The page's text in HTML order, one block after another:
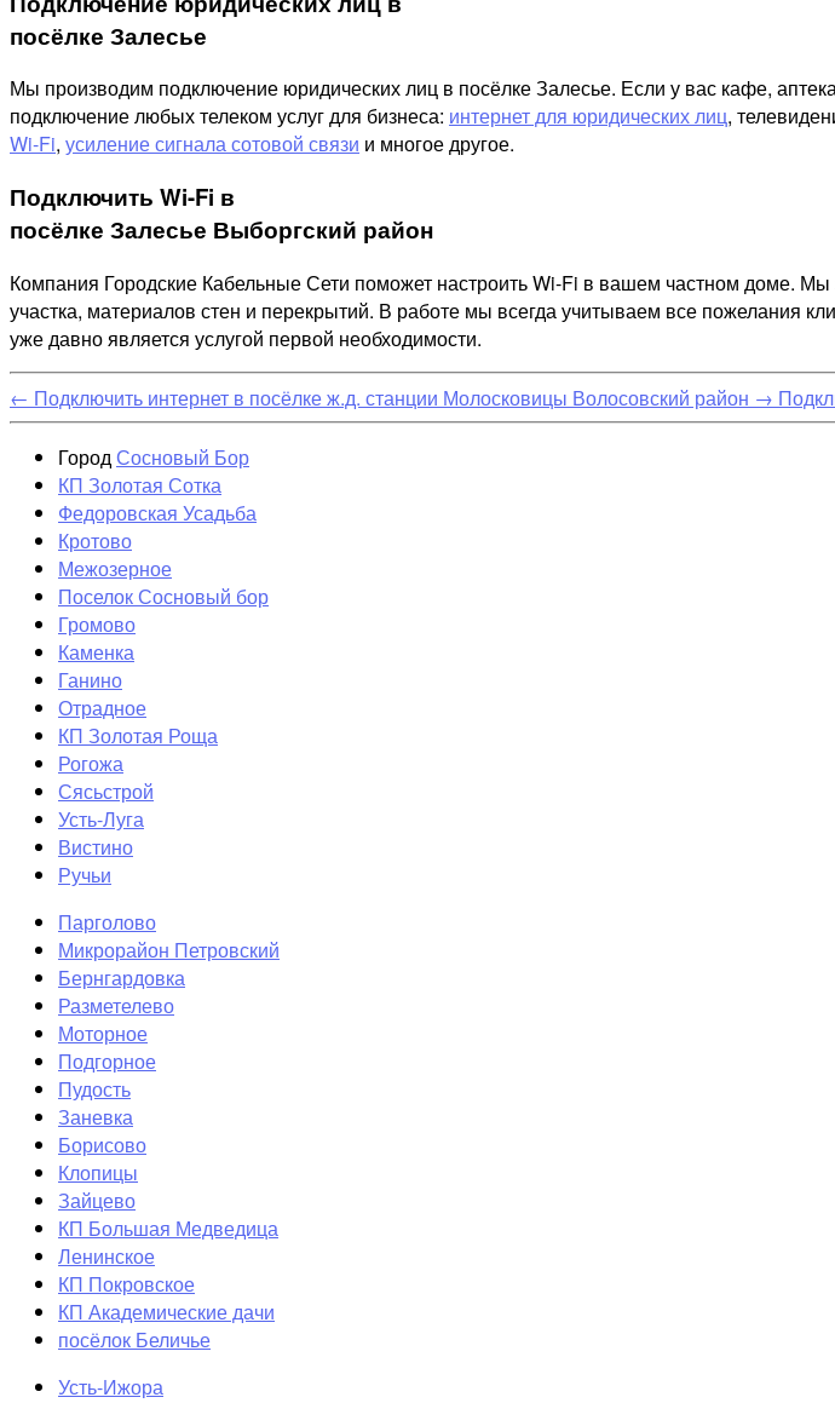
посёлке Залесье
Мы производим подключение юридических лиц в посёлке Залесье. Если у вас кафе,
подключение любых телеком услуг для бизнеса: интернет для юридических лиц,
Wi-Fi, усиление сигнала сотовой связи и многое другое.
Подключить Wi-Fi в
посёлке Залесье Выборгский район
Компания Городские Кабельные Сети поможет настроить Wi-Fi в вашем частном доме.
участка, материалов стен и перекрытий. В работе мы всегда учитываем все
уже давно является услугой первой необходимости.
← Подключить интернет в посёлке ж.д. станции Молосковицы Волосовский район →
ГородСосновый Бор
КП Золотая Сотка
Федоровская Усадьба
Кротово
Межозерное
Поселок Сосновый бор
Громово
Каменка
Ганино
Отрадное
КП Золотая Роща
Рогожа
Сясьстрой
Усть-Луга
Вистино
Ручьи
Парголово
Микрорайон Петровский
Бернгардовка
Разметелево
Моторное
Подгорное
Пудость
Заневка
Борисово
Клопицы
Зайцево
КП Большая Медведица
Ленинское
КП Покровское
КП Академические дачи
посёлок Беличье
Усть-Ижора